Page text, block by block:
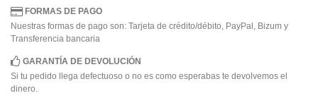
FORMAS DE PAGO
Nuestras formas de pago son: Tarjeta de crédito/débito, PayPal, Bizum y
Transferencia bancaria
GARANTÍA DE DEVOLUCIÓN
Si tu pedido llega defectuoso o no es como esperabas te devolvemos el
dinero.